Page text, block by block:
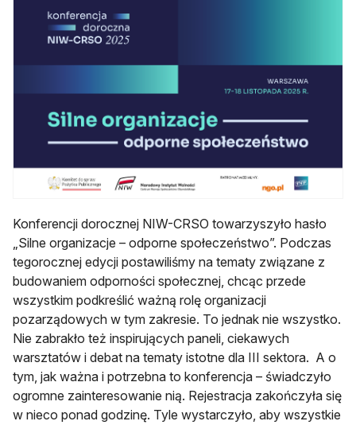
Konferencji dorocznej NIW-CRSO towarzyszyło hasło
„Silne organizacje – odporne społeczeństwo”. Podczas
tegorocznej edycji postawiliśmy na tematy związane z
budowaniem odporności społecznej, chcąc przede
wszystkim podkreślić ważną rolę organizacji
pozarządowych w tym zakresie. To jednak nie wszystko.
Nie zabrakło też inspirujących paneli, ciekawych
warsztatów i debat na tematy istotne dla III sektora. A o
tym, jak ważna i potrzebna to konferencja – świadczyło
ogromne zainteresowanie nią. Rejestracja zakończyła się
w nieco ponad godzinę. Tyle wystarczyło, aby wszystkie